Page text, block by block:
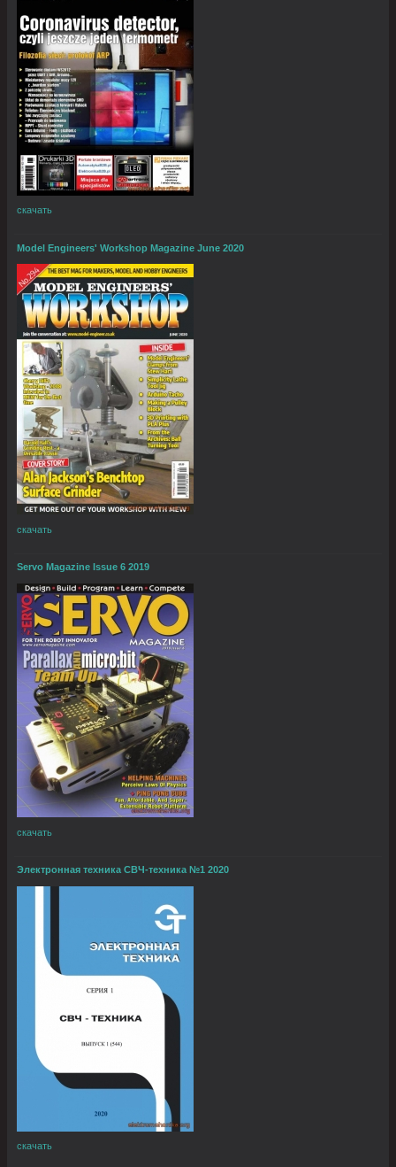
скачать
Model Engineers' Workshop Magazine June 2020
скачать
Servo Magazine Issue 6 2019
скачать
Электронная техника СВЧ-техника №1 2020
скачать